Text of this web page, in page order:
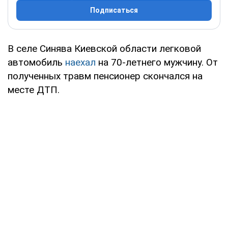
Подписаться
В селе Синява Киевской области легковой
автомобиль наехал на 70-летнего мужчину. От
полученных травм пенсионер скончался на
месте ДТП.